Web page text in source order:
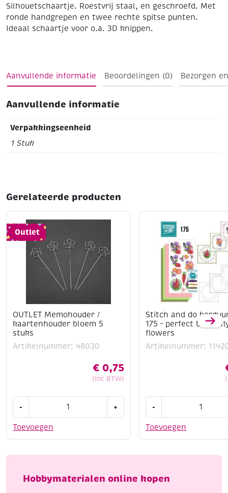
Silhouetschaartje. Roestvrij staal, en geschroefd. Met
ronde handgrepen en twee rechte spitse punten.
Ideaal schaartje voor o.a. 3D knippen.
Aanvullende informatie Beoordelingen (0) Bezorgen
Aanvullende informatie
Verpakkingseenheid
1 Stuk
Gerelateerde producten
Outlet
OUTLET Memohouder /
kaartenhouder bloem 5
stuks
Artikelnummer: 48030
€ 0,75
(Inc BTW)
Toevoegen
-
/
5
aantal
+
Stitch and do
175 – perfect
flowers
Artikelnummer:
Toevoegen
-
do
-
butterfly
Hobbymaterialen online kopen